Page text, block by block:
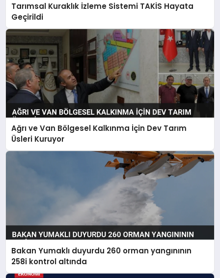
Tarımsal Kuraklık İzleme Sistemi TAKİS Hayata
Geçirildi
Ağrı ve Van Bölgesel Kalkınma İçin Dev Tarım
Üsleri Kuruyor
Bakan Yumaklı duyurdu 260 orman yangınının
258i kontrol altında